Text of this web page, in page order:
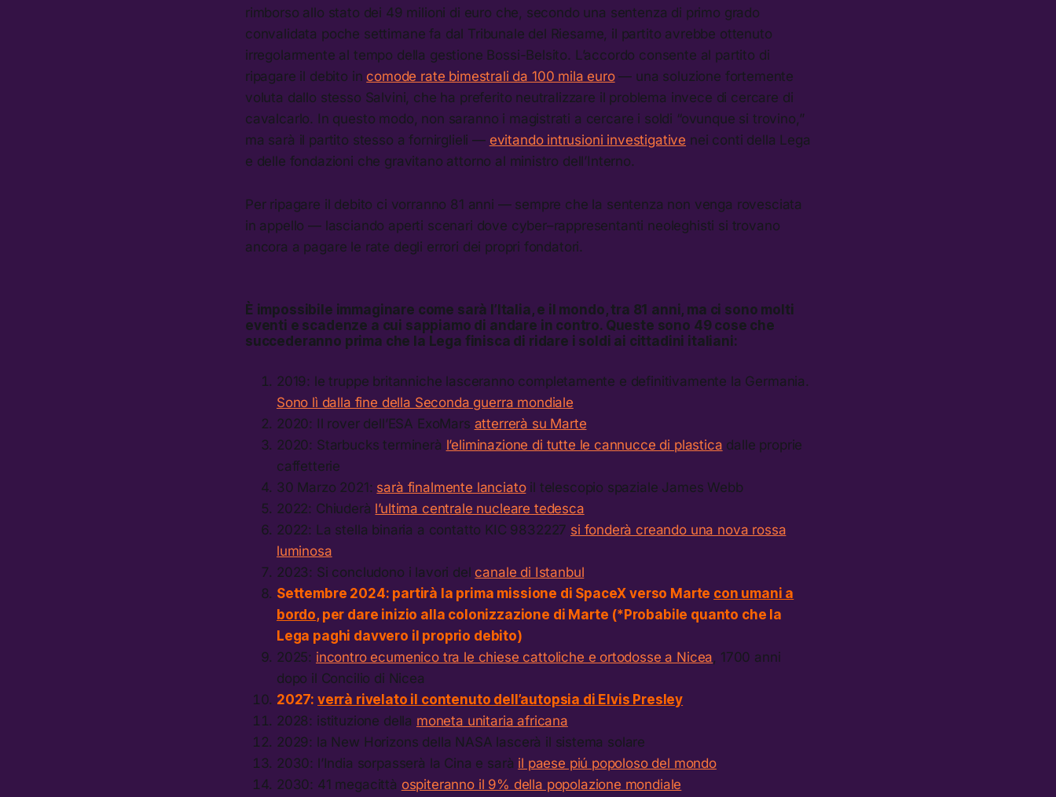
rimborso allo stato dei 49 milioni di euro che, secondo una sentenza di primo grado
convalidata poche settimane fa dal Tribunale del Riesame, il partito avrebbe ottenuto
irregolarmente al tempo della gestione Bossi-Belsito. L’accordo consente al partito di
ripagare il debito in comode rate bimestrali da 100 mila euro— una soluzione fortemente
voluta dallo stesso Salvini, che ha preferito neutralizzare il problema invece di cercare di
cavalcarlo. In questo modo, non saranno i magistrati a cercare i soldi “ovunque si trovino,”
ma sarà il partito stesso a fornirglieli — evitando intrusioni investigative nei conti della Lega
e delle fondazioni che gravitano attorno al ministro dell’Interno.
Per ripagare il debito ci vorranno 81 anni — sempre che la sentenza non venga rovesciata
in appello — lasciando aperti scenari dove cyber–rappresentanti neoleghisti si trovano
ancora a pagare le rate degli errori dei propri fondatori.
È impossibile immaginare come sarà l’Italia, e il mondo, tra 81 anni, ma ci sono molti
eventi e scadenze a cui sappiamo di andare in contro. Queste sono 49 cose che
succederanno prima che la Lega finisca di ridare i soldi ai cittadini italiani:
2019: le truppe britanniche lasceranno completamente e definitivamente la Germania.
Sono lì dalla fine della Seconda guerra mondiale
2020: Il rover dell’ESA ExoMars atterrerà su Marte
2020: Starbucks terminerà l’eliminazione di tutte le cannucce di plastica dalle proprie
caffetterie
30 Marzo 2021: sarà finalmente lanciatoil telescopio spaziale James Webb
2022: Chiuderà l’ultima centrale nucleare tedesca
2022: La stella binaria a contatto KIC 9832227 si fonderà creando una nova rossa
luminosa
2023: Si concludono i lavori del canale di Istanbul
Settembre 2024: partirà la prima missione di SpaceX verso Marte con umani a
bordo, per dare inizio alla colonizzazione di Marte (*Probabile quanto che la
Lega paghi davvero il proprio debito)
2025: incontro ecumenico tra le chiese cattoliche e ortodosse a Nicea, 1700 anni
dopo il Concilio di Nicea
2027: verrà rivelato il contenuto dell’autopsia di Elvis Presley
2028: istituzione della moneta unitaria africana
2029: la New Horizons della NASA lascerà il sistema solare
2030: l’India sorpasserà la Cina e sarà il paese piú popoloso del mondo
2030: 41 megacittà ospiteranno il 9% della popolazione mondiale